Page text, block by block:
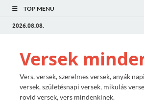
TOP MENU
2026.08.08.
Versek
Vers, versek, szerelmes versek, anyák
versek, születésnapi versek, mikulás
rövid versek, vers mindenkinek.